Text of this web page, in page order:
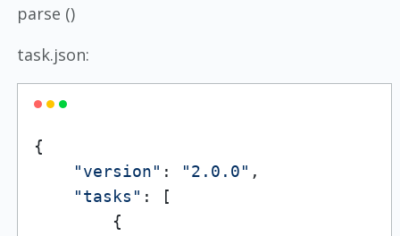
parse ()
task.json:
{
"version" : "2.0.0" ,
"tasks" : [
        {